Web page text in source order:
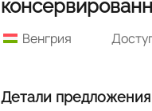
Венгрия
Детали предложения